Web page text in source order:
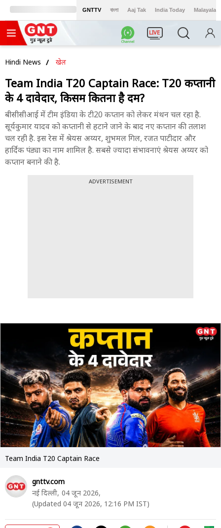
GNTTV বাংলা Aaj Tak India Today Malayalam
LIVE
Hindi News खेल
Team India T20 Captain Race: T20 कप्तानी
के 4 दावेदार, किसमें कितना है दम?
बीसीसीआई में टीम इंडिया के टी20 कप्तान को लेकर मंथन चल रहा है.
सूर्यकुमार यादव को कप्तानी से हटाने जाने के बाद नए कप्तान की तलाश
चल रही है. इस रेस में श्रेयस अय्यर, शुभमल गिल, रजत पाटीदार और
हार्दिक पंड्या का नाम शामिल है. सबसे ज्यादा संभावनाएं श्रेयस अय्यर को
कप्तान बनाने की है.
ADVERTISEMENT
Team India T20 Captain Race
gnttv.com
नई दिल्ली, 04 जून 2026,
(Updated 04 जून 2026, 12:16 PM IST)